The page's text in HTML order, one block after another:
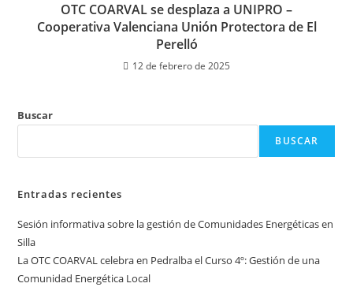
OTC COARVAL se desplaza a UNIPRO –
Cooperativa Valenciana Unión Protectora de El
Perelló
12 de febrero de 2025
Buscar
BUSCAR
Entradas recientes
Sesión informativa sobre la gestión de Comunidades Energéticas en
Silla
La OTC COARVAL celebra en Pedralba el Curso 4º: Gestión de una
Comunidad Energética Local